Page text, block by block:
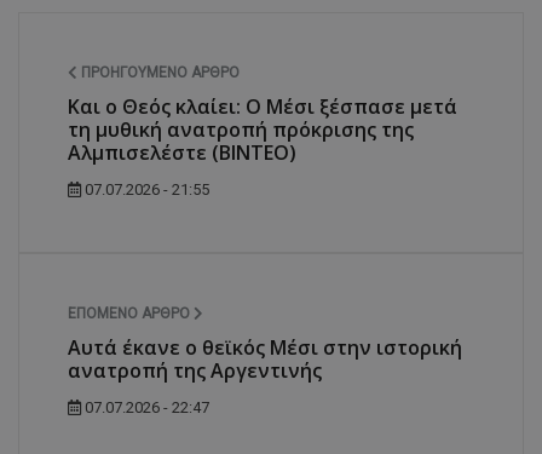
ΠΡΟΗΓΟΎΜΕΝΟ ΆΡΘΡΟ
Και ο Θεός κλαίει: Ο Μέσι ξέσπασε μετά
τη μυθική ανατροπή πρόκρισης της
Αλμπισελέστε (ΒΙΝΤΕΟ)
07.07.2026 - 21:55
ΕΠΌΜΕΝΟ ΆΡΘΡΟ
Αυτά έκανε ο θεϊκός Μέσι στην ιστορική
ανατροπή της Αργεντινής
07.07.2026 - 22:47